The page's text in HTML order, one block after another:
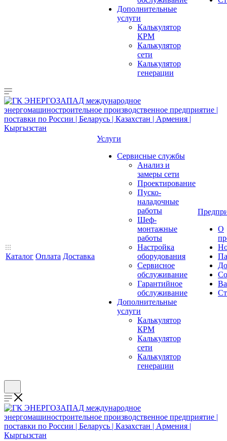
Дополнительные
услуги
Калькулятор
КРМ
Калькулятор
сети
Калькулятор
генерации
Каталог Оплата Доставка
Услуги
Сервисные службы
Анализ и
замеры сети
Проектирование
Пуско-
наладочные
работы
Шеф-
монтажные
работы
Настройка
оборудования
Сервисное
обслуживание
Гарантийное
обслуживание
Дополнительные
услуги
Калькулятор
КРМ
Калькулятор
сети
Калькулятор
генерации
О